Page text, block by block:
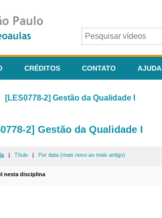
CRÉDITOS CONTATO AJUDA
[LES0778-2] Gestão da Qualidade I
2] Gestão da Qualidade I
| Título | Por data (mais novo ao mais antigo)
nesta disciplina